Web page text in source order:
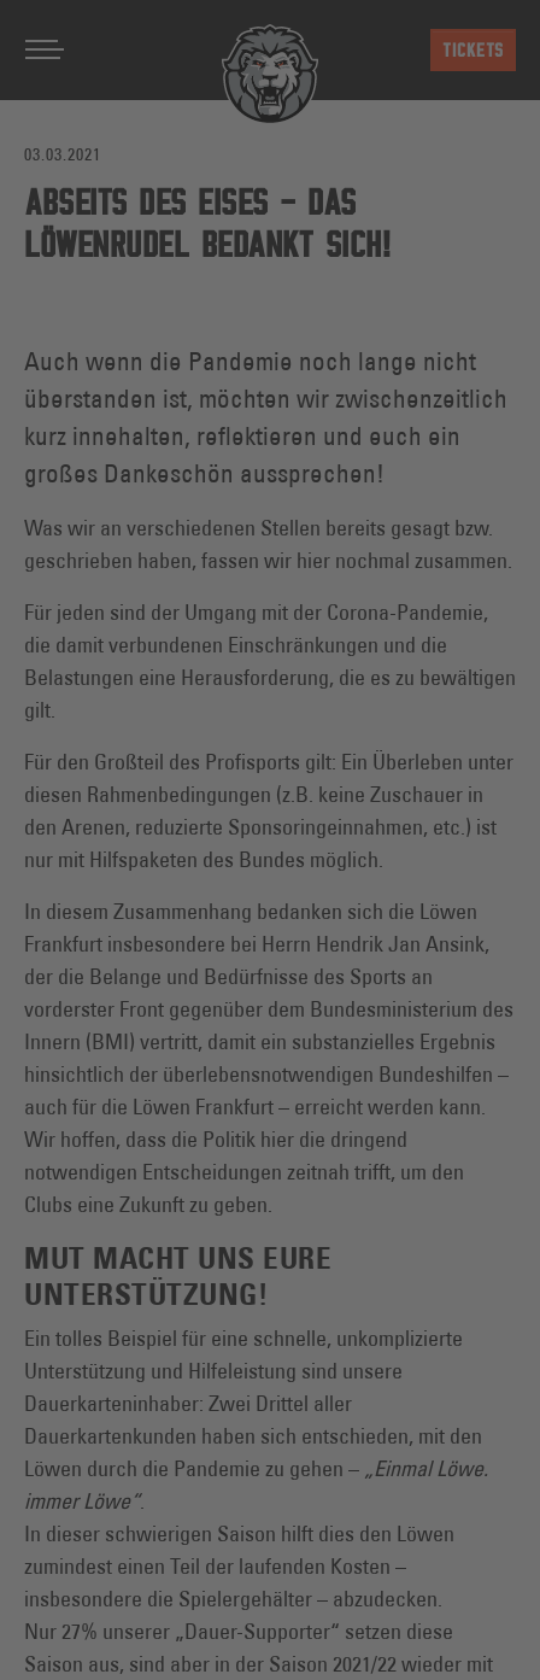
TICKETS
03.03.2021
ABSEITS DES EISES - DAS
LÖWENRUDEL BEDANKT SICH!
Auch wenn die Pandemie noch lange nicht
überstanden ist, möchten wir zwischenzeitlich
kurz innehalten, reflektieren und euch ein
großes Dankeschön aussprechen!
Was wir an verschiedenen Stellen bereits gesagt bzw.
geschrieben haben, fassen wir hier nochmal zusammen.
Für jeden sind der Umgang mit der Corona-Pandemie,
die damit verbundenen Einschränkungen und die
Belastungen eine Herausforderung, die es zu bewältigen
gilt.
Für den Großteil des Profisports gilt: Ein Überleben unter
diesen Rahmenbedingungen (z.B. keine Zuschauer in
den Arenen, reduzierte Sponsoringeinnahmen, etc.) ist
nur mit Hilfspaketen des Bundes möglich.
In diesem Zusammenhang bedanken sich die Löwen
Frankfurt insbesondere bei Herrn Hendrik Jan Ansink,
der die Belange und Bedürfnisse des Sports an
vorderster Front gegenüber dem Bundesministerium des
Innern (BMI) vertritt, damit ein substanzielles Ergebnis
hinsichtlich der überlebensnotwendigen Bundeshilfen –
auch für die Löwen Frankfurt – erreicht werden kann.
Wir hoffen, dass die Politik hier die dringend
notwendigen Entscheidungen zeitnah trifft, um den
Clubs eine Zukunft zu geben.
MUT MACHT UNS EURE
UNTERSTÜTZUNG!
Ein tolles Beispiel für eine schnelle, unkomplizierte
Unterstützung und Hilfeleistung sind unsere
Dauerkarteninhaber: Zwei Drittel aller
Dauerkartenkunden haben sich entschieden, mit den
Löwen durch die Pandemie zu gehen – „Einmal Löwe.
immer Löwe“.
In dieser schwierigen Saison hilft dies den Löwen
zumindest einen Teil der laufenden Kosten –
insbesondere die Spielergehälter – abzudecken.
Nur 27% unserer „Dauer-Supporter“ setzen diese
Saison aus, sind aber in der Saison 2021/22 wieder mit